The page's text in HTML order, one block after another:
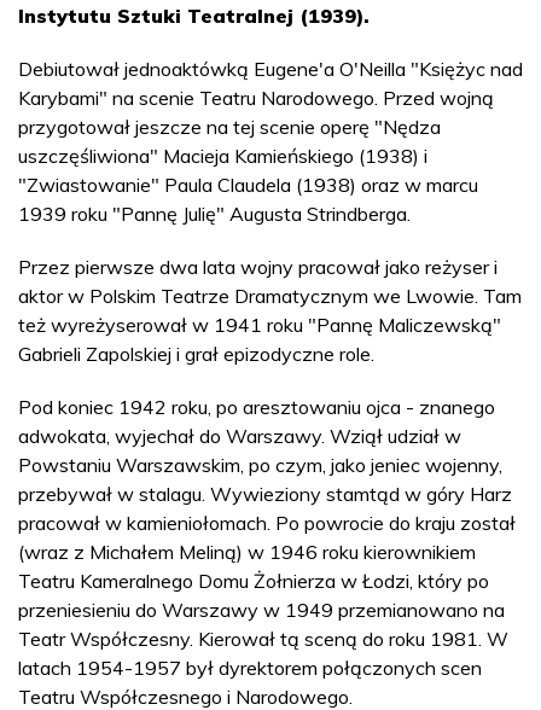
Instytutu Sztuki Teatralnej (1939).
Debiutował jednoaktówką Eugene'a O'Neilla "Księżyc nad
Karybami" na scenie Teatru Narodowego. Przed wojną
przygotował jeszcze na tej scenie operę "Nędza
uszczęśliwiona" Macieja Kamieńskiego (1938) i
"Zwiastowanie" Paula Claudela (1938) oraz w marcu
1939 roku "Pannę Julię" Augusta Strindberga.
Przez pierwsze dwa lata wojny pracował jako reżyser i
aktor w Polskim Teatrze Dramatycznym we Lwowie. Tam
też wyreżyserował w 1941 roku "Pannę Maliczewską"
Gabrieli Zapolskiej i grał epizodyczne role.
Pod koniec 1942 roku, po aresztowaniu ojca - znanego
adwokata, wyjechał do Warszawy. Wziął udział w
Powstaniu Warszawskim, po czym, jako jeniec wojenny,
przebywał w stalagu. Wywieziony stamtąd w góry Harz
pracował w kamieniołomach. Po powrocie do kraju został
(wraz z Michałem Meliną) w 1946 roku kierownikiem
Teatru Kameralnego Domu Żołnierza w Łodzi, który po
przeniesieniu do Warszawy w 1949 przemianowano na
Teatr Współczesny. Kierował tą sceną do roku 1981. W
latach 1954-1957 był dyrektorem połączonych scen
Teatru Współczesnego i Narodowego.